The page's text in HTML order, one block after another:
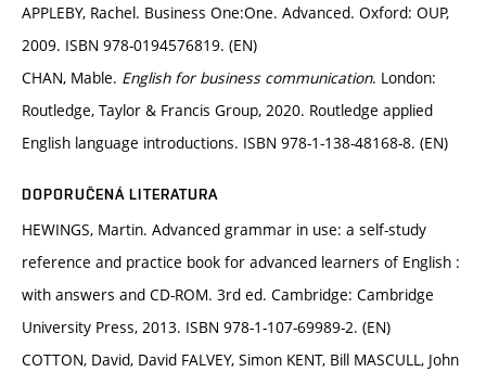
APPLEBY, Rachel. Business One:One. Advanced. Oxford: OUP,
2009. ISBN 978-0194576819. (EN)
CHAN, Mable. English for business communication. London:
Routledge, Taylor & Francis Group, 2020. Routledge applied
English language introductions. ISBN 978-1-138-48168-8. (EN)
DOPORUČENÁ LITERATURA
HEWINGS, Martin. Advanced grammar in use: a self-study
reference and practice book for advanced learners of English :
with answers and CD-ROM. 3rd ed. Cambridge: Cambridge
University Press, 2013. ISBN 978-1-107-69989-2. (EN)
COTTON, David, David FALVEY, Simon KENT, Bill MASCULL, John